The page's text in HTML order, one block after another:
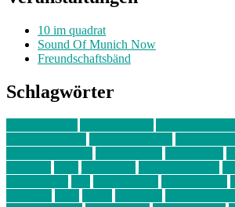
10 im quadrat
Sound Of Munich Now
Freundschaftsbänd
Schlagwörter